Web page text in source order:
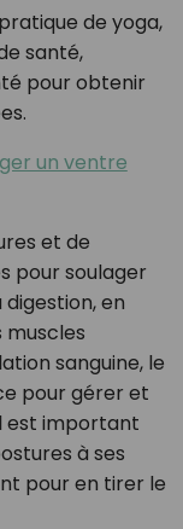
de yoga,
santé,
pour obtenir
un ventre
et de
pour soulager
en
muscles
sanguine, le
pour gérer et
est important
à ses
pour en tirer le